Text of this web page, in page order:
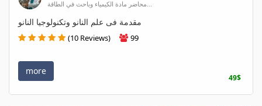
محاضر مادة الكيمياء وباحث في الطاقة...
مقدمة فى علم النانو وتكنولوجيا النانو
(10 Reviews) 99
more
49$